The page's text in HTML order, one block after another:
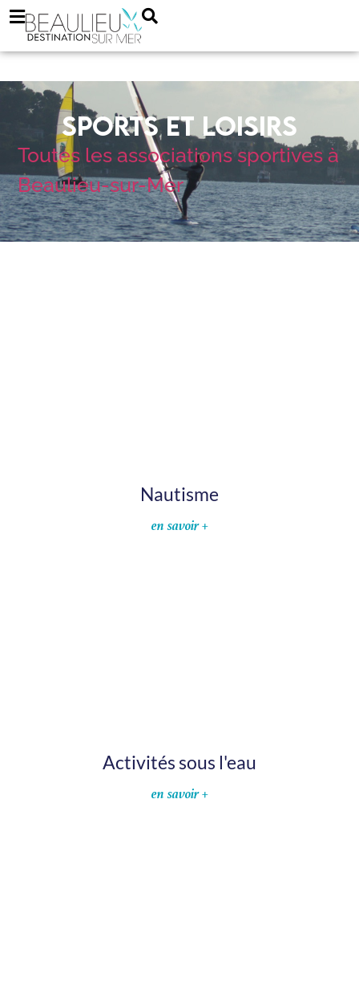
SPORTS ET LOISIRS
Toutes les associations sportives à
Beaulieu-sur-Mer
Nautisme
en savoir +
Activités sous l'eau
en savoir +